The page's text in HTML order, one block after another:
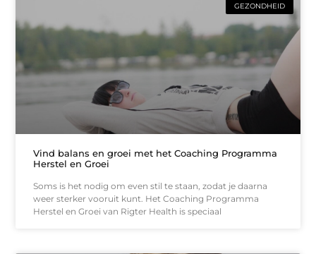
GEZONDHEID
Vind balans en groei met het Coaching Programma
Herstel en Groei
Soms is het nodig om even stil te staan, zodat je daarna
weer sterker vooruit kunt. Het Coaching Programma
Herstel en Groei van Rigter Health is speciaal